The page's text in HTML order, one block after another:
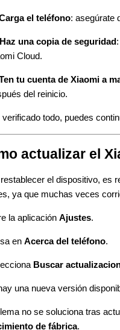
el teléfono: asegúrate
Haz una copia de seguridad
Cloud.
tu cuenta de Xiaomi a
del reinicio.
verificado todo, puedes
actualizar el
el dispositivo, es
ya que muchas veces
la aplicación Ajustes.
en Acerca del teléfono.
Buscar
una nueva versión
no se soluciona tras
de fábrica.